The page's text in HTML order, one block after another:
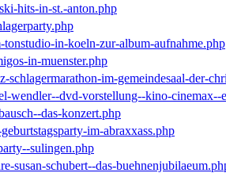
hits-in-st.-anton.php
in-koeln-zur-album-aufnahme.php
in-muenster.php
schlagermarathon-im-gemeindesaal-der-
wendler--dvd-vorstellung--kino-cinemax--
das-konzert.php
im-abraxxass.php
sulingen.php
susan-schubert--das-